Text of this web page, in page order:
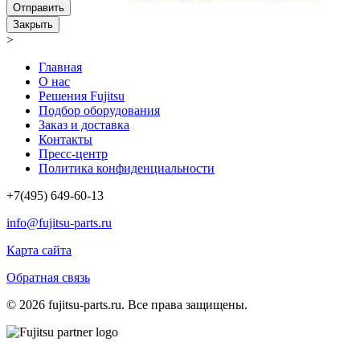
Отправить
Закрыть
>
Главная
О нас
Решения Fujitsu
Подбор оборудования
Заказ и доставка
Контакты
Пресс-центр
Политика конфиденциальности
+7(495) 649-60-13
info@fujitsu-parts.ru
Карта сайта
Обратная связь
© 2026 fujitsu-parts.ru. Все права защищены.